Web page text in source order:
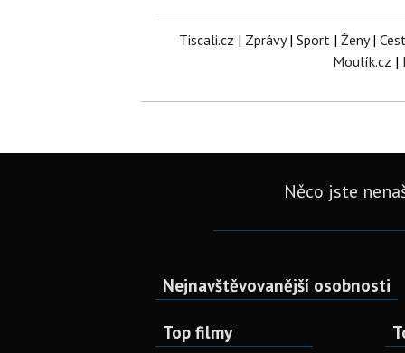
Tiscali.cz | Zprávy| Sport| Ženy|
Moulík.cz |
Něco jste
Nejnavštěvovanější osobnosti
Top filmy